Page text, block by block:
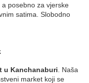
posebno za vjerske
satima. Slobodno
u Kanchanaburi . Naša
market koji se